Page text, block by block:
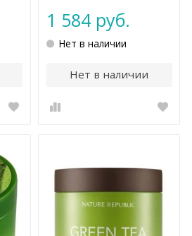
1 584 руб.
Нет в наличии
Нет в наличии